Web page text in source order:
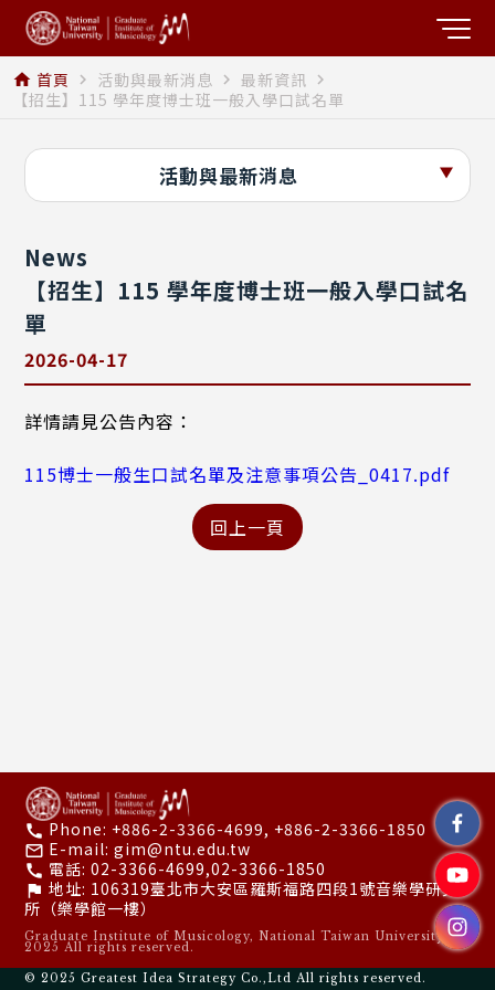
home 首頁 navigate_next 活動與最新消息 navigate_next 最新資訊 navigate_next
【招生】115 學年度博士班一般入學口試名單
活動與最新消息
News
【招生】115 學年度博士班一般入學口試名
單
2026-04-17
詳情請見公告內容：
115博士一般生口試名單及注意事項公告_0417.pdf
call Phone: +886-2-3366-4699, +886-2-3366-1850
mail_outline E-mail:gim@ntu.edu.tw
call 電話:02-3366-4699,02-3366-1850
flag 地址: 106319臺北市大安區羅斯福路四段1號音樂學研究
所（樂學館一樓）
Graduate Institute of Musicology, National Taiwan University ©
2025 All rights reserved.
© 2025Greatest Idea Strategy Co.,Ltd All rights reserved.